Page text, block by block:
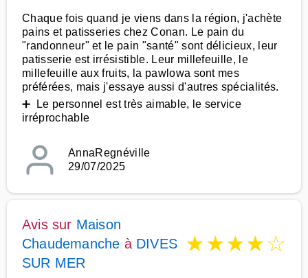
Chaque fois quand je viens dans la région, j'achète
pains et patisseries chez Conan. Le pain du
"randonneur" et le pain "santé" sont délicieux, leur
patisserie est irrésistible. Leur millefeuille, le
millefeuille aux fruits, la pawlowa sont mes
préférées, mais j'essaye aussi d'autres spécialités.
➕ Le personnel est très aimable, le service
irréprochable
AnnaRegnéville
29/07/2025
Avis sur Maison
Chaudemanche à DIVES
SUR MER
★★★★☆